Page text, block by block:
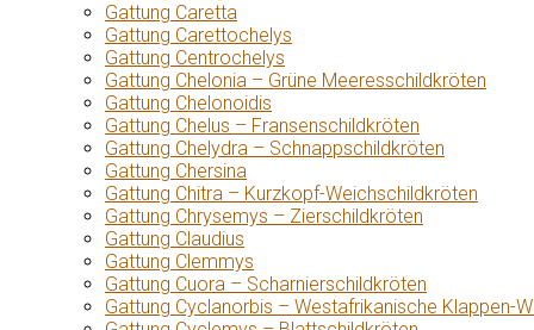
Gattung Caretta
Gattung Carettochelys
Gattung Centrochelys
Gattung Chelonia – Grüne Meeresschildkröten
Gattung Chelonoidis
Gattung Chelus – Fransenschildkröten
Gattung Chelydra – Schnappschildkröten
Gattung Chersina
Gattung Chitra – Kurzkopf-Weichschildkröten
Gattung Chrysemys – Zierschildkröten
Gattung Claudius
Gattung Clemmys
Gattung Cuora – Scharnierschildkröten
Gattung Cyclanorbis – Westafrikanische Klappen-